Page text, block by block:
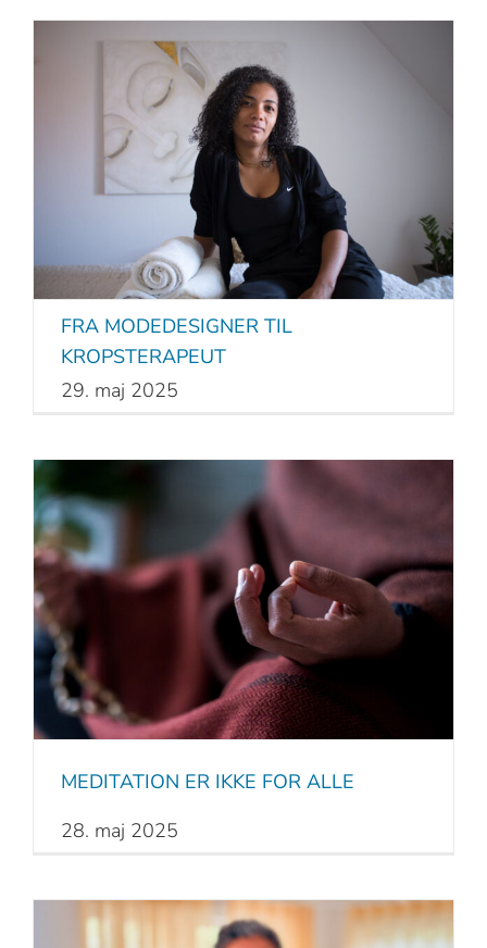
FRA MODEDESIGNER TIL
KROPSTERAPEUT
29. maj 2025
MEDITATION ER IKKE FOR ALLE
28. maj 2025